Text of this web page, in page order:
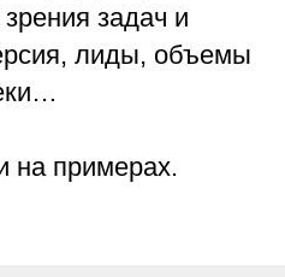
задач и
лиды, объемы
на примерах.